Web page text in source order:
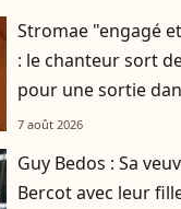
Stromae "engagé
: le chanteur sort
pour une sortie
7 août 2026
Guy Bedos : Sa
Bercot avec leur